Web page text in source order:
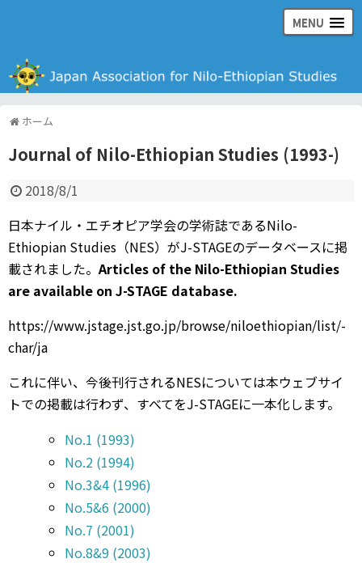
MENU
ホーム
Journal of Nilo-Ethiopian Studies (1993-)
2018/8/1
日本ナイル・エチオピア学会の学術誌であるNilo-
Ethiopian Studies（NES）がJ-STAGEのデータベースに掲
載されました。Articles of the Nilo-Ethiopian Studies
are available on J-STAGE database.
https://www.jstage.jst.go.jp/browse/niloethiopian/list/-
char/ja
これに伴い、今後刊行されるNESについては本ウェブサイ
トでの掲載は行わず、すべてをJ-STAGEに一本化します。
No.1 (1993)
No.2 (1994)
No.3&4 (1996)
No.5&6 (2000)
No.7 (2001)
No.8&9 (2003)